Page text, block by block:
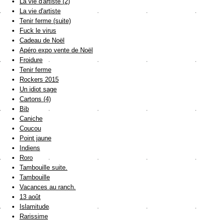
La vie d'artiste
Tenir ferme (suite)
Fuck le virus
Cadeau de Noël
Apéro expo vente de Noël
Froidure
Tenir ferme
Rockers 2015
Un idiot sage
Cartons (4)
Bib
Caniche
Coucou
Point jaune
Indiens
Roro
Tambouille suite.
Tambouille
Vacances au ranch.
13 août
Islamitude
Rarissime